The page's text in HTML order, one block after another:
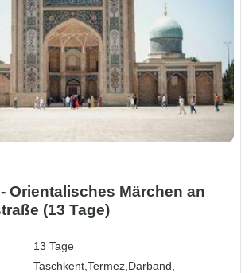
Orientalisches Märchen an
(13 Tage)
13 Tage
Taschkent,Termez, Darband,